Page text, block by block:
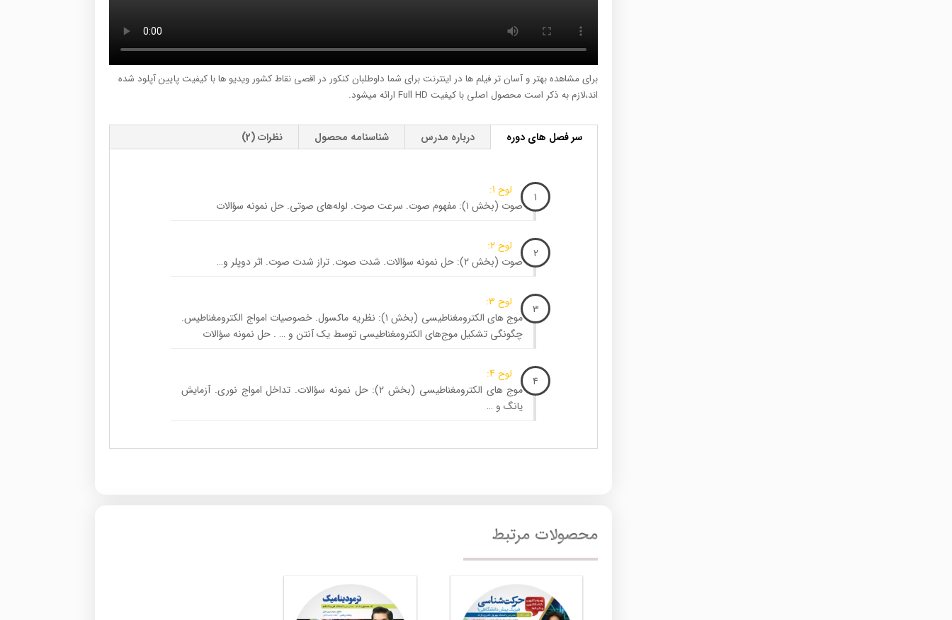
برای مشاهده بهتر و آسان تر فیلم ها در اینترنت برای شما داوطلبان کنکور در اقصی نقاط کشور ویدیو ها با کیفیت پایین آپلود شده
اند،لازم به ذکر است محصول اصلی با کیفیت Full HD ارائه میشود.
سر فصل های دوره درباره مدرس شناسنامه محصول نظرات (2)
1
لوح 1:
صوت (بخش ۱): مفهوم صوت. سرعت صوت. لوله‌های صوتی. حل نمونه سؤالات
2
لوح 2:
صوت (بخش ۲): حل نمونه سؤالات. شدت صوت. تراز شدت صوت. اثر دوپلر و…
3
لوح 3:
موج های الکترومغناطیسی (بخش ۱): نظریه ماکسول. خصوصیات امواج الکترومغناطیس.
چگونگی تشکیل موج‌های الکترومغناطیسی توسط یک آنتن و … . حل نمونه سؤالات
4
لوح 4:
موج های الکترومغناطیسی (بخش ۲): حل نمونه سؤالات. تداخل امواج نوری. آزمایش
یانگ و …
محصولات مرتبط